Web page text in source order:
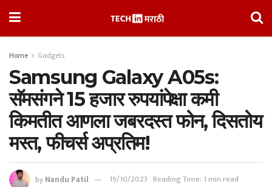
Home Gadgets
Samsung Galaxy A05s:
सॅमसंगने 15 हजार रुपयांपेक्षा कमी
किमतीत आणला जबरदस्त फोन, दिसतोय
मस्त, फीचर्स अप्रतिम!
byNandu Patil 19/10/2023 Reading Time: 1 min read